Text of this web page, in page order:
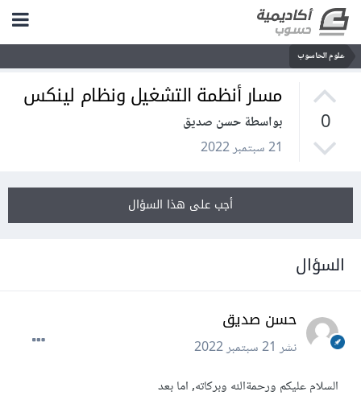
علوم الحاسوب
0
مسار أنظمة التشغيل ونظام لينكس
بواسطة حسن صديق
21 سبتمبر 2022
أجب على هذا السؤال
السؤال
حسن صديق
نشر21 سبتمبر 2022
السلام عليكم ورحمةالله وبركاته, اما بعد